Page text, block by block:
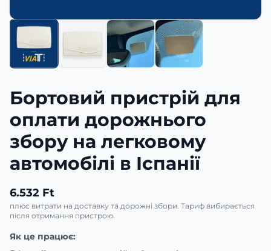
Бортовий пристрій для
оплати дорожнього
збору на легковому
автомобілі в Іспанії
6.532 Ft
плюс витрати на доставку та дорожні збори. Тариф вибирається
після отримання пристрою.
Як це працює: